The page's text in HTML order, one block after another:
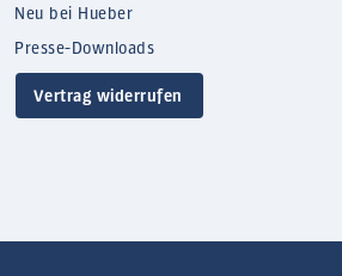
Neu bei Hueber
Presse-Downloads
Vertrag widerrufen